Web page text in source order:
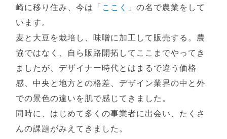
崎に移り住み、今は「 ここく
」の名で農業をして
います。
麦と大豆を栽培し、味噌に加工して販売する。農
協ではなく、自ら販路開拓してここまでやってき
ましたが、デザイナー時代とはまるで違う価格
感、中央と地方との格差、デザイン業界の中と外
での景色の違いを肌で感じてきました。
同時に、はじめて多くの事業者に出会い、たくさ
んの課題がみえてきました。